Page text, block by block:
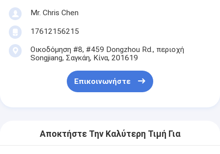
Mr. Chris Chen
17612156215
Οικοδόμηση #8, #459 Dongzhou Rd., περιοχή
Songjiang, Σαγκάη, Κίνα, 201619
Επικοινωνήστε
Αποκτήστε Την Καλύτερη Τιμή Για